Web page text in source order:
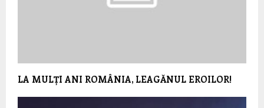
LA MULȚI ANI ROMÂNIA, LEAGĂNUL EROILOR!